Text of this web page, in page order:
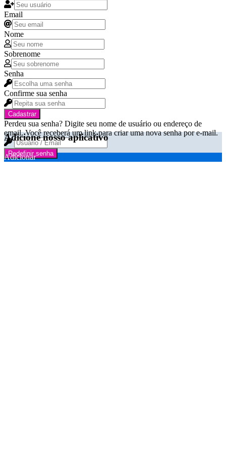
Email
Nome
Sobrenome
Senha
Confirme sua senha
Cadastrar
Perdeu sua senha? Digite seu nome de usuário ou endereço de
email. Você receberá um link para criar uma nova senha por e-mail.
Redefinir senha
Adicione nosso aplicativo
Adicionar